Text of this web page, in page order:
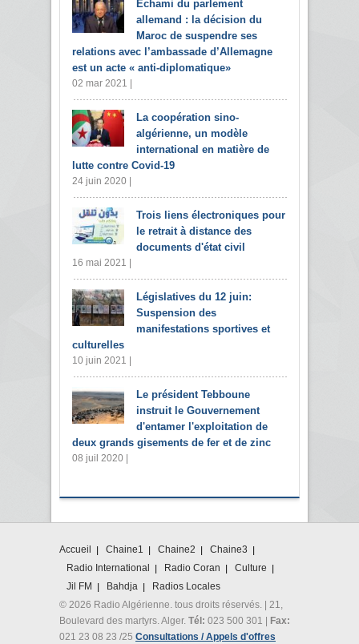
Echami du parlement
allemand : la décision du
Maroc de suspendre ses
relations avec l’ambassade d’Allemagne
est un acte « anti-diplomatique»
02 mar 2021 |
La coopération sino-
algérienne, un modèle
international en matière de
lutte contre Covid-19
24 juin 2020 |
Trois liens électroniques pour
le retrait à distance des
documents d'état civil
16 mai 2021 |
Législatives du 12 juin:
Suspension des
manifestations sportives et
culturelles
10 juin 2021 |
Le président Tebboune
instruit le Gouvernement
d'entamer l'exploitation de
deux grands gisements de fer et de zinc
08 juil 2020 |
Accueil Chaine1 Chaine2
Chaine3
Radio International
Radio Coran
Culture
Jil FM
Bahdja
Radios Locales
© 2026 Radio Algérienne. tous droits réservés. | 21,
Boulevard des martyrs. Alger. Tél: 023 500 301 |
Fax:
021 23 08 23 /25 Consultations / Appels d'offres